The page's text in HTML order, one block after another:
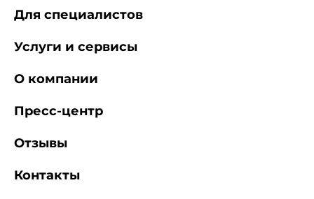
Для специалистов
Услуги и сервисы
О компании
Пресс-центр
Отзывы
Контакты